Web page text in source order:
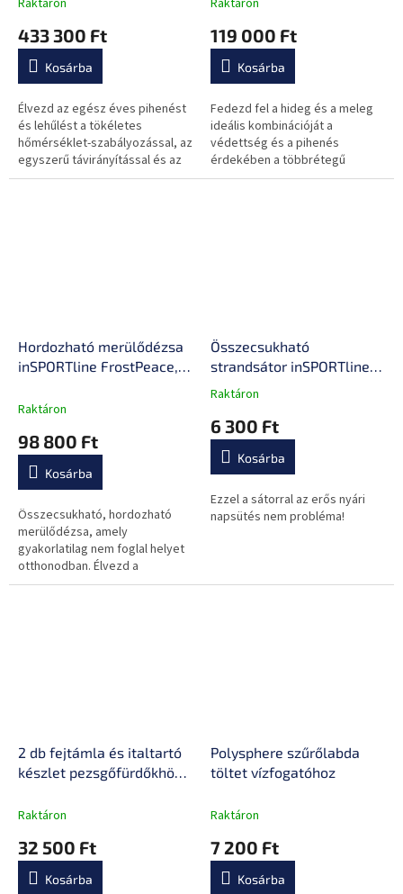
használható, leolvasztási
program
433 300 Ft
Kosárba
Élvezd az egész éves pihenést
és lehűlést a tökéletes
hőmérséklet-szabályozással, az
egyszerű távirányítással és az
olyan higiéniai funkciókkal, mint
fedél
119 000 Ft
Kosárba
Fedezd fel a hideg és a meleg
ideális kombinációját a
védettség és a pihenés
érdekében a többrétegű
felépítés, a praktikus gőzölő
Hordozható merülődézsa
inSPORTline FrostPeace,
könnyen összeszerelhető,
hőmérő, utazótáska
Raktáron
98 800 Ft
Kosárba
Összecsukható, hordozható
merülődézsa, amely
gyakorlatilag nem foglal helyet
otthonodban. Élvezd a
kényelmet bármikor és bárhol.
Összecsukható
strandsátor inSPORTline
Gondara
A
átlagos
értékelése
0,0
csillag.
Raktáron
6 300 Ft
Kosárba
Ezzel a sátorral az erős nyári
napsütés nem probléma!
2 db fejtámla és italtartó
készlet pezsgőfürdőkhöz
Raktáron
32 500 Ft
Kosárba
Polysphere szűrőlabda
töltet vízfogatóhoz
Raktáron
7 200 Ft
Kosárba